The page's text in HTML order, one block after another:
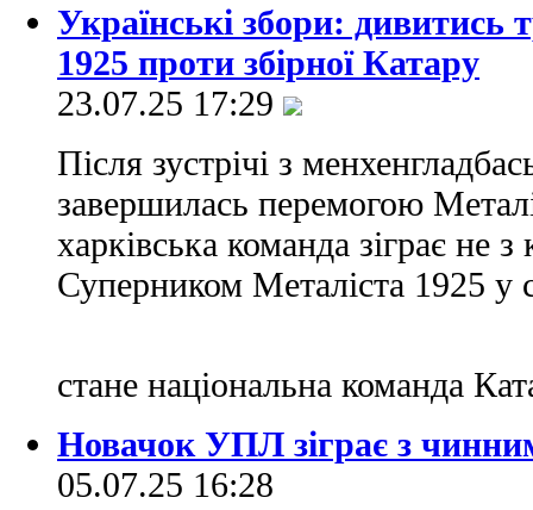
Українські збори: дивитись
1925 проти збірної Катару
23.07.25 17:29
Після зустрічі з
завершилась перемогою
харківська команда зіграє не
Суперником Металіста 1925 у
стане національна команда
Новачок УПЛ зіграє з
05.07.25 16:28